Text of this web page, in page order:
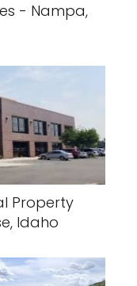
- Nampa,
Property
Idaho